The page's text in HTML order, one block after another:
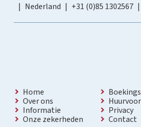
Nederland
+31 (0)85 1302567
Home
Over ons
Informatie
Onze zekerheden
Privacy
Contact